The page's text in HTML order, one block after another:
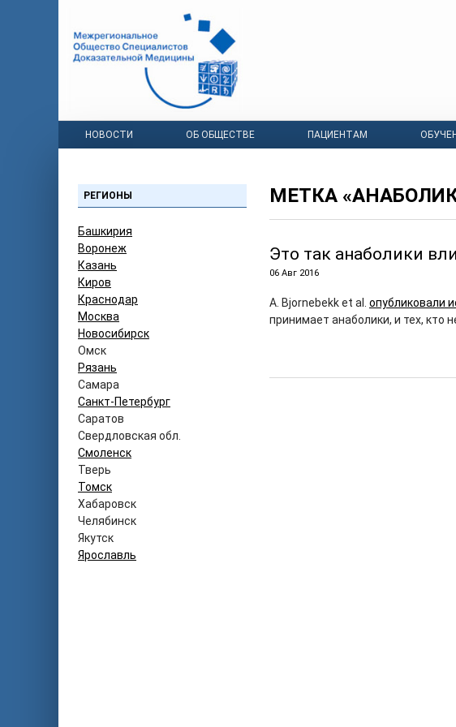
НОВОСТИ ОБ ОБЩЕСТВЕ ПАЦИЕНТАМ
РЕГИОНЫ
Башкирия
Воронеж
Казань
Киров
Краснодар
Москва
Новосибирск
Омск
Рязань
Самара
Санкт-Петербург
Саратов
Свердловская обл.
Смоленск
Тверь
Томск
Хабаровск
Челябинск
Якутск
Ярославль
МЕТКА
Это так анаболики
06 Авг 2016
A. Bjornebekk et al. опубликовали
принимает анаболики, и тех, кто